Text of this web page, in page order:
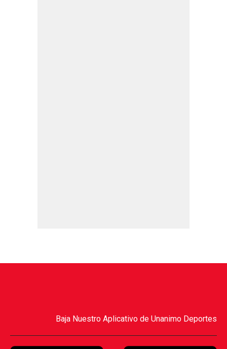
Baja Nuestro Aplicativo de Unanimo Deportes